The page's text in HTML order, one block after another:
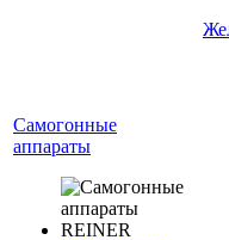
Самогонные
аппараты